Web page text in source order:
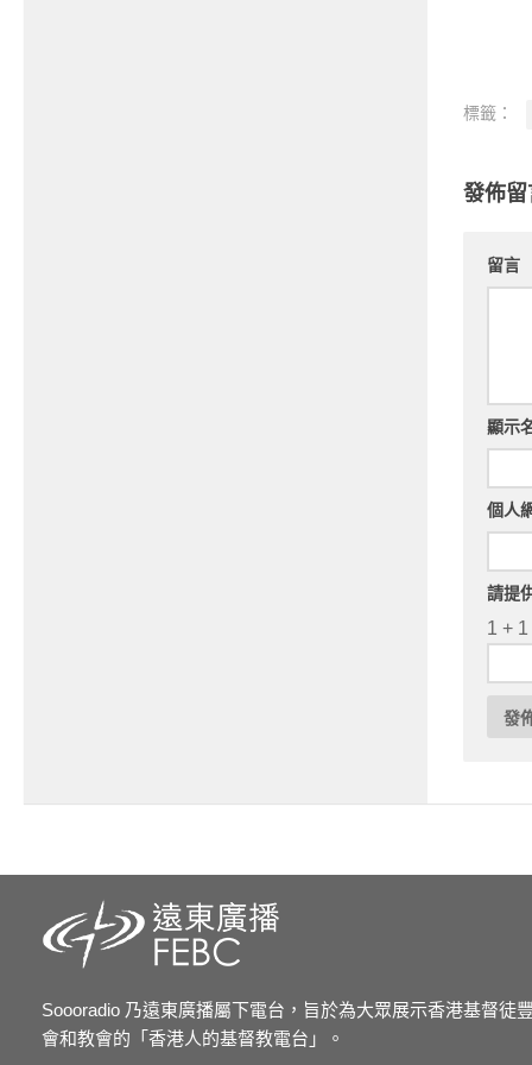
標籤：
發佈留
留言
顯示
個人
請提
1 + 1
Soooradio 乃遠東廣播屬下電台，旨於為大眾展示香港基督徒
會和教會的「香港人的基督教電台」。